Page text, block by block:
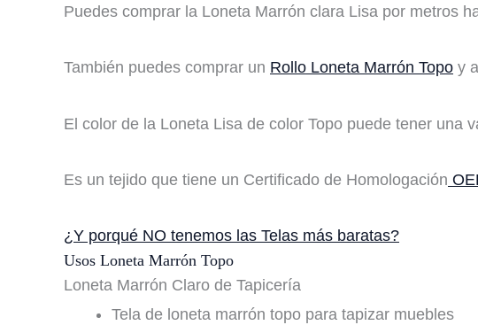
Puedes comprar la Loneta Marrón clara Lisa por metros
También puedes comprar un Rollo Loneta Marrón Topo y
El color de la Loneta Lisa de color Topo puede tener una
Es un tejido que tiene un Certificado de Homologación
¿Y porqué NO tenemos las Telas más baratas?
Usos Loneta Marrón Topo
Loneta Marrón Claro de Tapicería
Tela de loneta marrón topo para tapizar muebles